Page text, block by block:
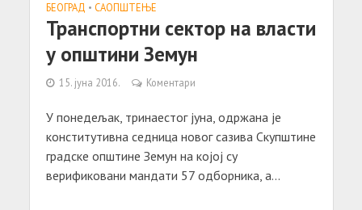
БЕОГРАД • САОПШТЕЊE
Транспортни сектор на власти
у општини Земун
15. јуна 2016. Коментари
У понедељак, тринаестог јуна, одржана је
конститутивна седница новог сазива Скупштине
градске општине Земун на којој су
верификовани мандати 57 одборника, а...